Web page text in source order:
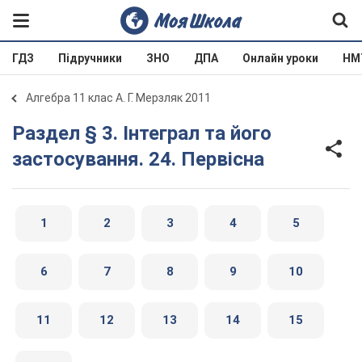
ГДЗ Підручники ЗНО ДПА Онлайн уроки
Алгебра 11 клас А. Г. Мерзляк 2011
Раздел § 3. Інтеграл та його
застосування. 24. Первісна
1 2 3 4 5
6 7 8 9 10
11 12 13 14 15